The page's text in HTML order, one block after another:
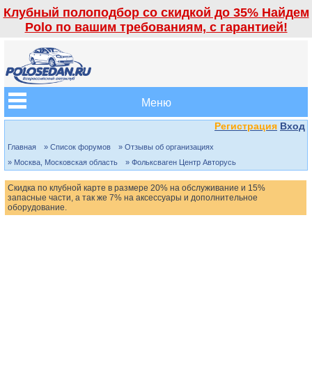
Клубный полоподбор со скидкой до 35% Найдем
Polo по вашим требованиям, с гарантией!
Меню
Регистрация Вход
Главная » Список форумов
» Отзывы об организациях
» Москва, Московская область
» Фольксваген Центр Авторусь
Скидка по клубной карте в размере 20% на обслуживание и 15%
запасные части, а так же 7% на аксессуары и дополнительное
оборудование.